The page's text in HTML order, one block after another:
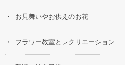
お見舞いやお供えのお花
フラワー教室とレクリエーション